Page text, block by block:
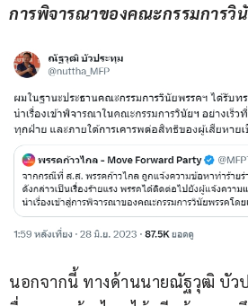
การพิจารณาของคณะกรรมการวิ
นอกจากนี้ ทางด้านนายณัฐวุฒิ บัว